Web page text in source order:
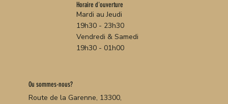
Horaire d'ouverture
Mardi au Jeudi
19h30 - 23h30
Vendredi & Samedi
19h30 - 01h00
Ou sommes-nous?
Route de la Garenne, 13300,